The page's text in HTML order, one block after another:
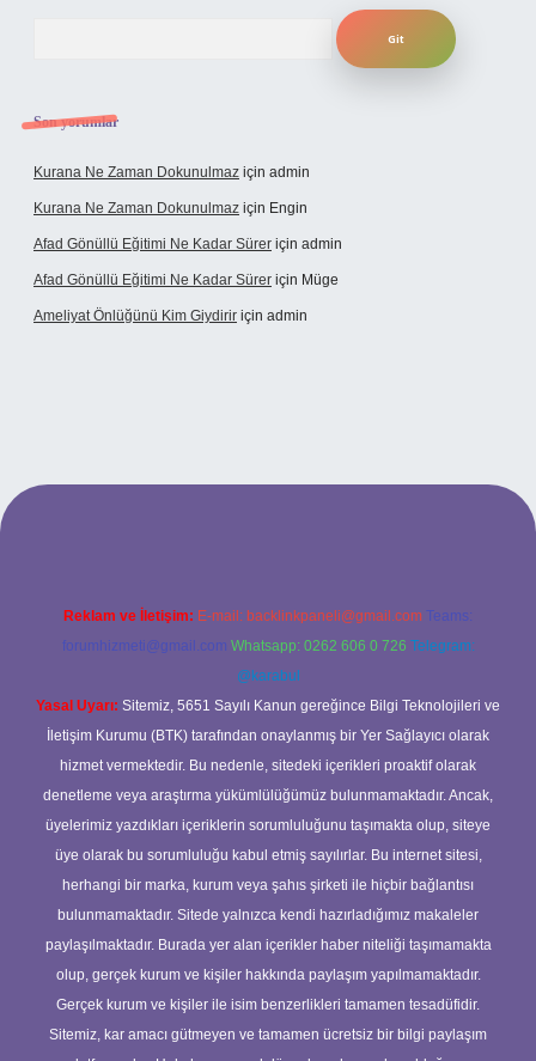
Son yorumlar
Kurana Ne Zaman Dokunulmaz için admin
Kurana Ne Zaman Dokunulmaz için Engin
Afad Gönüllü Eğitimi Ne Kadar Sürer için admin
Afad Gönüllü Eğitimi Ne Kadar Sürer için Müge
Ameliyat Önlüğünü Kim Giydirir için admin
giriş
Reklam ve İletişim: E-mail: backlinkpaneli@gmail.com Teams:
forumhizmeti@gmail.com Whatsapp: 0262 606 0 726 Telegram:
@karabul
Yasal Uyarı: Sitemiz, 5651 Sayılı Kanun gereğince Bilgi Teknolojileri ve
İletişim Kurumu (BTK) tarafından onaylanmış bir Yer Sağlayıcı olarak
hizmet vermektedir. Bu nedenle, sitedeki içerikleri proaktif olarak
denetleme veya araştırma yükümlülüğümüz bulunmamaktadır. Ancak,
üyelerimiz yazdıkları içeriklerin sorumluluğunu taşımakta olup, siteye
üye olarak bu sorumluluğu kabul etmiş sayılırlar. Bu internet sitesi,
herhangi bir marka, kurum veya şahıs şirketi ile hiçbir bağlantısı
bulunmamaktadır. Sitede yalnızca kendi hazırladığımız makaleler
paylaşılmaktadır. Burada yer alan içerikler haber niteliği taşımamakta
olup, gerçek kurum ve kişiler hakkında paylaşım yapılmamaktadır.
Gerçek kurum ve kişiler ile isim benzerlikleri tamamen tesadüfidir.
Sitemiz, kar amacı gütmeyen ve tamamen ücretsiz bir bilgi paylaşım